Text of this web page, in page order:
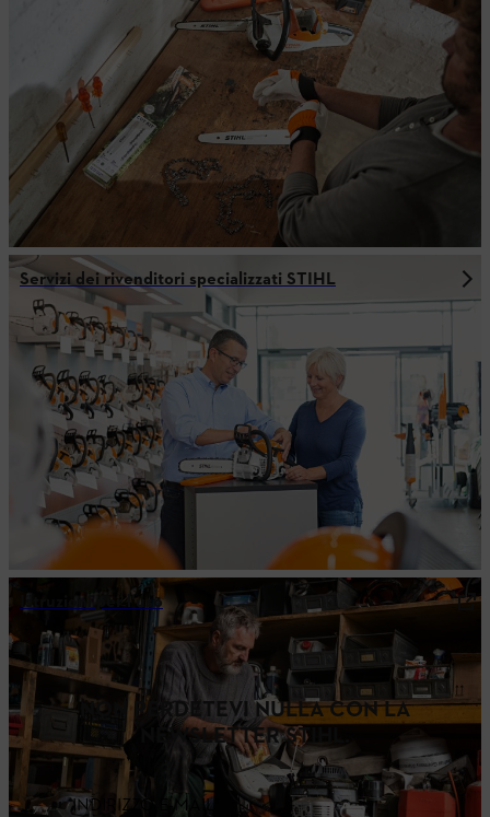
Servizi dei rivenditori specializzati STIHL
Istruzioni per l'uso
NON PERDETEVI NULLA CON LA
NEWSLETTER STIHL.
INDIRIZZO E-MAIL